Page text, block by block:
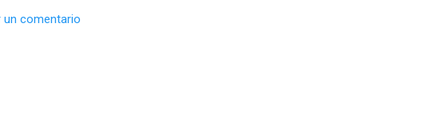
un comentario